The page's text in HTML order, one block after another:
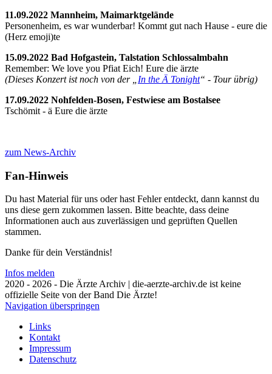
11.09.2022 Mannheim, Maimarktgelände
Personenheim, es war wunderbar! Kommt gut nach Hause - eure die
(Herz emoji)te
15.09.2022 Bad Hofgastein, Talstation Schlossalmbahn
Remember: We love you Pfiat Eich! Eure die ärzte
(Dieses Konzert ist noch von der „ In the Ä Tonight“ - Tour übrig)
17.09.2022 Nohfelden-Bosen, Festwiese am Bostalsee
Tschömit - ä Eure die ärzte
zum News-Archiv
Fan-Hinweis
Du hast Material für uns oder hast Fehler entdeckt, dann kannst du
uns diese gern zukommen lassen. Bitte beachte, dass deine
Informationen auch aus zuverlässigen und geprüften Quellen
stammen.
Danke für dein Verständnis!
Infos melden
2020 - 2026 - Die Ärzte Archiv | die-aerzte-archiv.de ist keine
offizielle Seite von der Band Die Ärzte!
Navigation überspringen
Links
Kontakt
Impressum
Datenschutz